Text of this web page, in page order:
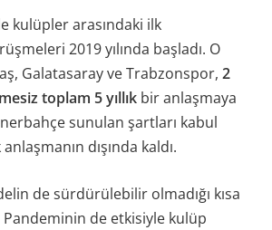
kulüpler arasındaki ilk
2019 yılında başladı. O
Galatasaray ve Trabzonspor, 2
toplam 5 yıllık bir anlaşmaya
sunulan şartları kabul
dışında kaldı.
de sürdürülebilir olmadığı kısa
Pandeminin de etkisiyle kulüp